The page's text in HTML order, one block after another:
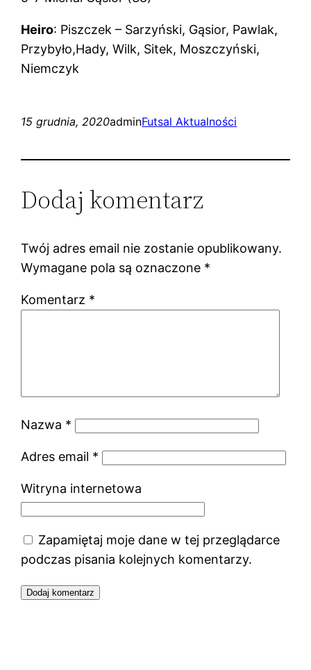
Heiro: Piszczek – Sarzyński, Gąsior, Pawlak,
Przybyło,Hady, Wilk, Sitek, Moszczyński,
Niemczyk
15 grudnia, 2020adminFutsal Aktualności
Dodaj komentarz
Twój adres email nie zostanie opublikowany.
Wymagane pola są oznaczone *
Komentarz *
Nazwa *
Adres email *
Witryna internetowa
Zapamiętaj moje dane w tej przeglądarce
podczas pisania kolejnych komentarzy.